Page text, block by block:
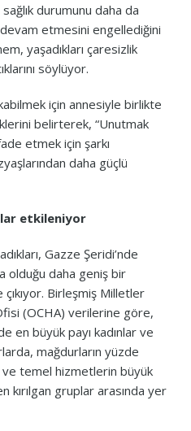
durumunu daha da
devam etmesini engellediğini
yaşadıkları çaresizlik
söylüyor.
için annesiyle birlikte
belirterek, “Unutmak
etmek için şarkı
daha güçlü
etkileniyor
Gazze Şeridi’nde
olduğu daha geniş bir
Birleşmiş Milletler
(OCHA) verilerine göre,
en büyük payı kadınlar ve
mağdurların yüzde
ve temel hizmetlerin büyük
kırılgan gruplar arasında yer